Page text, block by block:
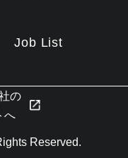
Job List
の
へ
Reserved.